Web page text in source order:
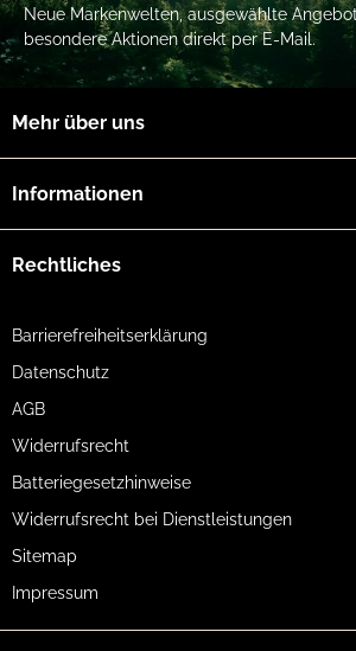
Neue Markenwelten, ausgewählte
besondere Aktionen direkt per E-Mail.
Mehr über uns
Informationen
Rechtliches
Barrierefreiheitserklärung
Datenschutz
AGB
Widerrufsrecht
Batteriegesetzhinweise
Widerrufsrecht bei Dienstleistungen
Sitemap
Impressum